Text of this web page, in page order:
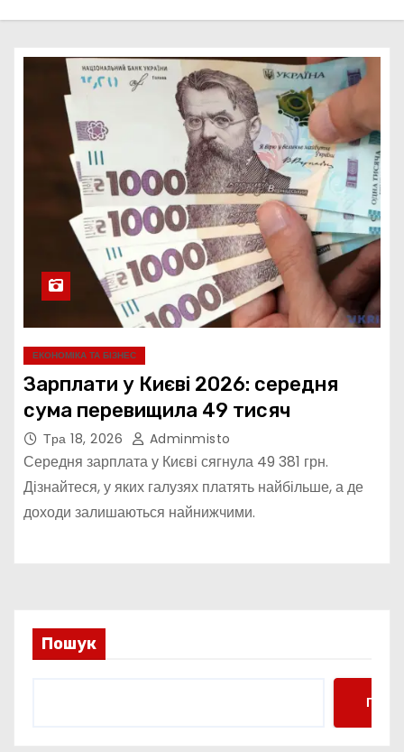
ЕКОНОМІКА ТА БІЗНЕС
Зарплати у Києві 2026: середня
сума перевищила 49 тисяч
Тра 18, 2026 Adminmisto
Середня зарплата у Києві сягнула 49 381 грн.
Дізнайтеся, у яких галузях платять найбільше, а де
доходи залишаються найнижчими.
Пошук